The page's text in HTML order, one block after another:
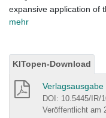
expansive application of
mehr
KITopen-Download
Verlagsausgabe
DOI: 10.5445/IR/
Veröffentlicht am